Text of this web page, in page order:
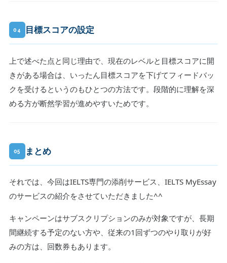
04 目標スコアの設定
上で述べた点と同じ理由で、現在のレベルと目標スコアに開
きがある場合は、いったん目標スコアを下げてフィードバッ
クを受けるというのもひとつの方法です。段階的に理解を深
める方が断然学習が進めやすいためです。
05 まとめ
それでは、今回はIELTS専門の添削サービス、IELTS MyEssay
のサービスの紹介をさせていただきました^^
キャンペーンはサブスクリプションのみが対象ですが、長期
間継続する予定のない方や、従来の1回ずつのやり取りが好
みの方は、回数券もあります。